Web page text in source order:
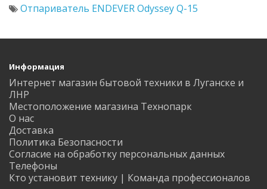
Отпариватель ENDEVER Odyssey Q-15
Информация
Интернет магазин бытовой техники в Луганске и
ЛНР
Местоположение магазина Технопарк
О нас
Доставка
Политика Безопасности
Согласие на обработку персональных данных
Телефоны
Кто установит технику | Команда профессионалов